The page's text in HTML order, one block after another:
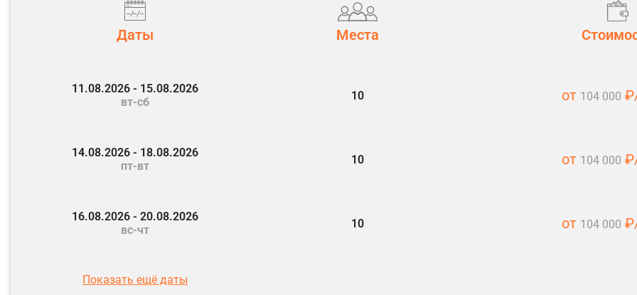
Даты Места
11.08.2026 - 15.08.2026
вт-сб
10 от 104 000
14.08.2026 - 18.08.2026
пт-вт
10 от 104 000
16.08.2026 - 20.08.2026
вс-чт
10 от 104 000
Показать ещё даты